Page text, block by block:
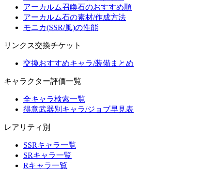
アーカルム召喚石のおすすめ順
アーカルム石の素材/作成方法
モニカ(SSR/風)の性能
リンクス交換チケット
交換おすすめキャラ/装備まとめ
キャラクター評価一覧
全キャラ検索一覧
得意武器別キャラ/ジョブ早見表
レアリティ別
SSRキャラ一覧
SRキャラ一覧
Rキャラ一覧